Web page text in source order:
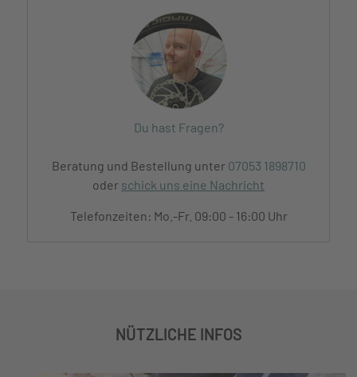
Du hast Fragen?
Beratung und Bestellung unter 07053 1898710
oder schick uns eine Nachricht
Telefonzeiten: Mo.-Fr. 09:00 - 16:00 Uhr
NÜTZLICHE INFOS